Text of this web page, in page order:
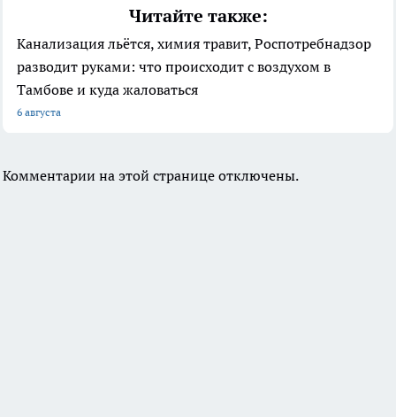
Читайте также:
Канализация льётся, химия травит, Роспотребнадзор
разводит руками: что происходит с воздухом в
Тамбове и куда жаловаться
6 августа
Комментарии на этой странице отключены.